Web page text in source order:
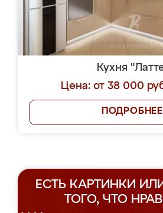
Кухня
Цена: от 38 000
ПОДРОБНЕЕ
ЕСТЬ КАРТИНКИ
ТОГО, ЧТО